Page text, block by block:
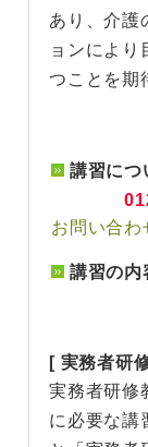
あり、介護
ョンによ
つことを期
講習につ
お問い合わ
講習の内
[ 実務者研
実務者研修
に必要な講